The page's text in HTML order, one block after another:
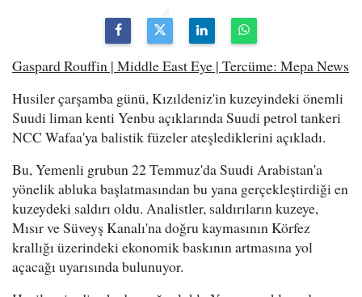
Gaspard Rouffin | Middle East Eye | Tercüme: Mepa News
Husiler çarşamba günü, Kızıldeniz'in kuzeyindeki önemli
Suudi liman kenti Yenbu açıklarında Suudi petrol tankeri
NCC Wafaa'ya balistik füzeler ateşlediklerini açıkladı.
Bu, Yemenli grubun 22 Temmuz'da Suudi Arabistan'a
yönelik abluka başlatmasından bu yana gerçekleştirdiği en
kuzeydeki saldırı oldu. Analistler, saldırıların kuzeye,
Mısır ve Süveyş Kanalı'na doğru kaymasının Körfez
krallığı üzerindeki ekonomik baskının artmasına yol
açacağı uyarısında bulunuyor.